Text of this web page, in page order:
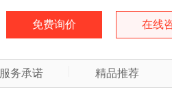
免费询价 在线
服务承诺 精品推荐